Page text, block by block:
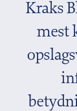
Kraks
mest